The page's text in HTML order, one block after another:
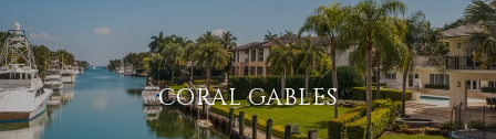
CORAL GABLES